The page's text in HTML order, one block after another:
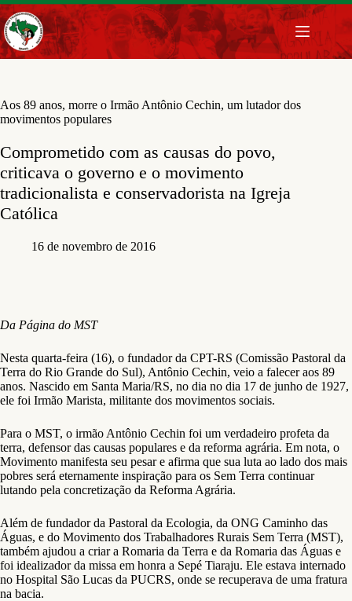
Pular
para
o
conteúdo
Aos 89 anos, morre o Irmão Antônio Cechin, um lutador dos
movimentos populares
Comprometido com as causas do povo,
criticava o governo e o movimento
tradicionalista e conservadorista na Igreja
Católica
16 de novembro de 2016
Da Página do MST
Nesta quarta-feira (16), o fundador da CPT-RS (Comissão Pastoral da
Terra do Rio Grande do Sul), Antônio Cechin, veio a falecer aos 89
anos. Nascido em Santa Maria/RS, no dia no dia 17 de junho de 1927,
ele foi Irmão Marista, militante dos movimentos sociais.
Para o MST, o irmão Antônio Cechin foi um verdadeiro profeta da
terra, defensor das causas populares e da reforma agrária. Em nota, o
Movimento manifesta seu pesar e afirma que sua luta ao lado dos mais
pobres será eternamente inspiração para os Sem Terra continuar
lutando pela concretização da Reforma Agrária.
Além de fundador da Pastoral da Ecologia, da ONG Caminho das
Águas, e do Movimento dos Trabalhadores Rurais Sem Terra (MST),
também ajudou a criar a Romaria da Terra e da Romaria das Águas e
foi idealizador da missa em honra a Sepé Tiaraju. Ele estava internado
no Hospital São Lucas da PUCRS, onde se recuperava de uma fratura
na bacia.